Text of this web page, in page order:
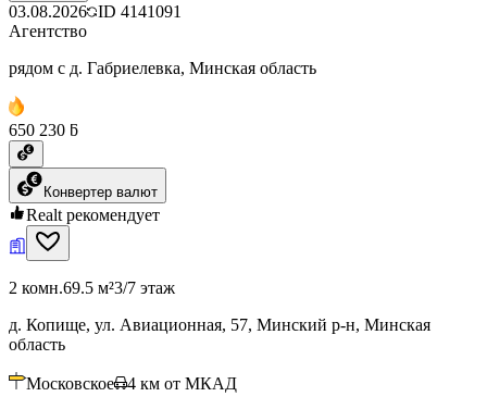
03.08.2026 ID 4141091
Агентство
рядом с д. Габриелевка, Минская область
650 230 ƃ
Конвертер валют
Realt рекомендует
2 комн.69.5 м²3/7 этаж
д. Копище, ул. Авиационная, 57, Минский р-н, Минская
область
Московское 4 км от МКАД